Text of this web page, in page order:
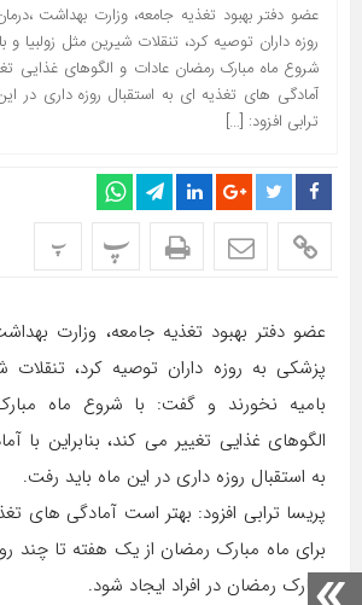
عضو دفتر بهبود تغذیه جامعه، وزارت بهداشت
روزه داران توصیه کرد، تنقلات شیرین مثل زولبیا و
شروع ماه مبارک رمضان عادات و الگوهای غذایی
آمادگی های تغذیه ای به استقبال روزه داری در
ترابی افزود: […]
پ پ
عضو دفتر بهبود تغذیه جامعه، وزارت
پزشکی به روزه داران توصیه کرد، تنقلات
بامیه نخورند و گفت: با شروع ماه
الگوهای غذایی تغییر می کند، بنابراین با
به استقبال روزه داری در این ماه باید رفت.
پریسا ترابی افزود: بهتر است آمادگی های
برای ماه مبارک رمضان از یک هفته تا چند
مبارک رمضان در افراد ایجاد شود.